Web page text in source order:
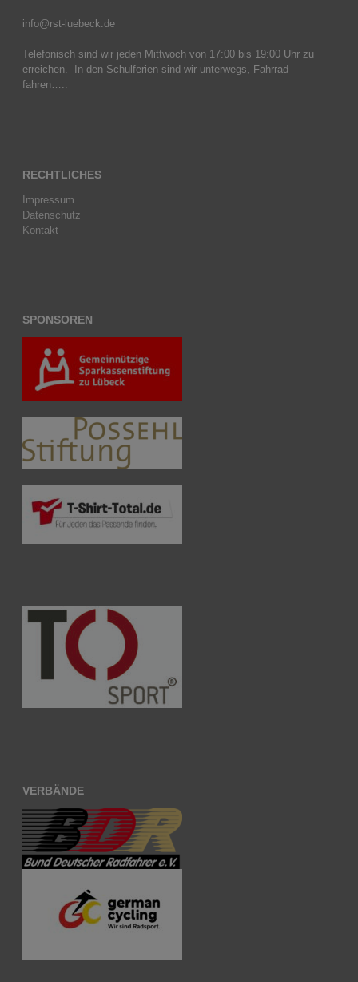
info@rst-luebeck.de
Telefonisch sind wir jeden Mittwoch von 17:00 bis 19:00 Uhr zu
erreichen. In den Schulferien sind wir unterwegs, Fahrrad
fahren…..
RECHTLICHES
Impressum
Datenschutz
Kontakt
SPONSOREN
VERBÄNDE